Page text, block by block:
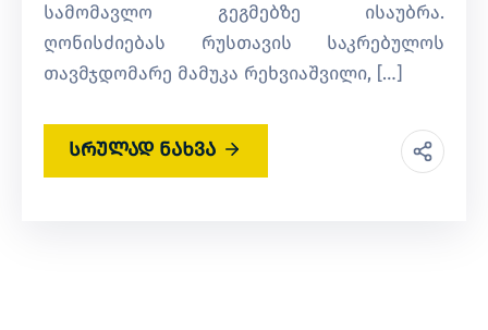
სამომავლო გეგმებზე ისაუბრა.
ღონისძიებას რუსთავის საკრებულოს
თავმჯდომარე მამუკა რეხვიაშვილი, […]
სრულად ნახვა